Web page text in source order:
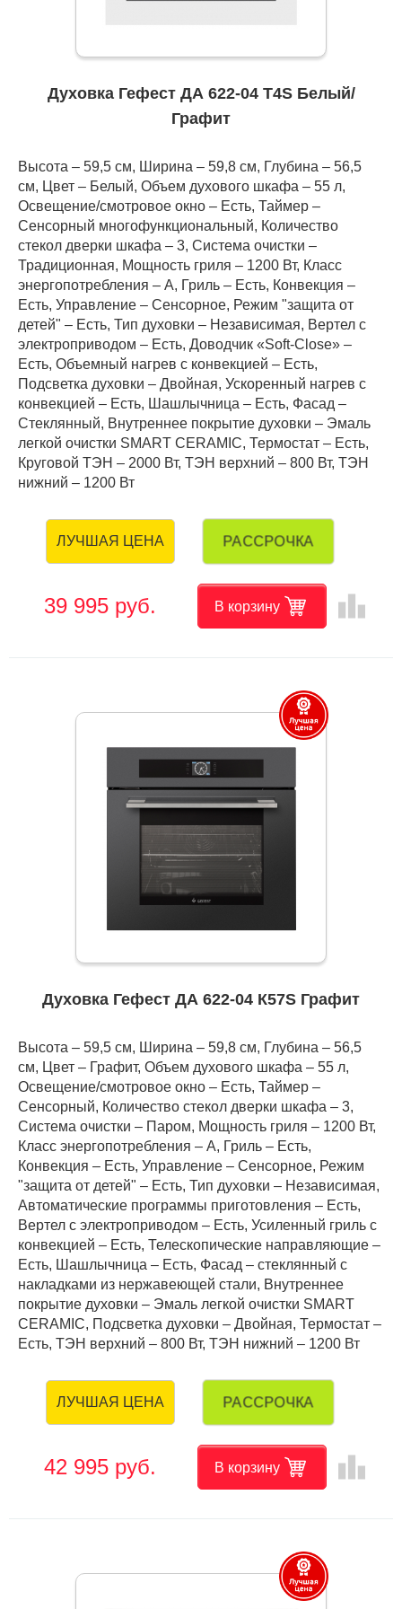
Духовка Гефест ДА 622-04 Т4S Белый/
Графит
Высота – 59,5 см, Ширина – 59,8 см, Глубина – 56,5
см, Цвет – Белый, Объем духового шкафа – 55 л,
Освещение/смотровое окно – Есть, Таймер –
Сенсорный многофункциональный, Количество
стекол дверки шкафа – 3, Система очистки –
Традиционная, Мощность гриля – 1200 Вт, Класс
энергопотребления – A, Гриль – Есть, Конвекция –
Есть, Управление – Сенсорное, Режим "защита от
детей" – Есть, Тип духовки – Независимая, Вертел с
электроприводом – Есть, Доводчик «Soft-Close» –
Есть, Объемный нагрев с конвекцией – Есть,
Подсветка духовки – Двойная, Ускоренный нагрев с
конвекцией – Есть, Шашлычница – Есть, Фасад –
Стеклянный, Внутреннее покрытие духовки – Эмаль
легкой очистки SMART CERAMIC, Термостат – Есть,
Круговой ТЭН – 2000 Вт, ТЭН верхний – 800 Вт, ТЭН
нижний – 1200 Вт
ЛУЧШАЯ ЦЕНА РАССРОЧКА
39 995 руб. В корзину leaderboard
Духовка Гефест ДА 622-04 К57S Графит
Высота – 59,5 см, Ширина – 59,8 см, Глубина – 56,5
см, Цвет – Графит, Объем духового шкафа – 55 л,
Освещение/смотровое окно – Есть, Таймер –
Сенсорный, Количество стекол дверки шкафа – 3,
Система очистки – Паром, Мощность гриля – 1200 Вт,
Класс энергопотребления – A, Гриль – Есть,
Конвекция – Есть, Управление – Сенсорное, Режим
"защита от детей" – Есть, Тип духовки – Независимая,
Автоматические программы приготовления – Есть,
Вертел с электроприводом – Есть, Усиленный гриль с
конвекцией – Есть, Телескопические направляющие –
Есть, Шашлычница – Есть, Фасад – стеклянный с
накладками из нержавеющей стали, Внутреннее
покрытие духовки – Эмаль легкой очистки SMART
CERAMIC, Подсветка духовки – Двойная, Термостат –
Есть, ТЭН верхний – 800 Вт, ТЭН нижний – 1200 Вт
ЛУЧШАЯ ЦЕНА РАССРОЧКА
42 995 руб. В корзину leaderboard